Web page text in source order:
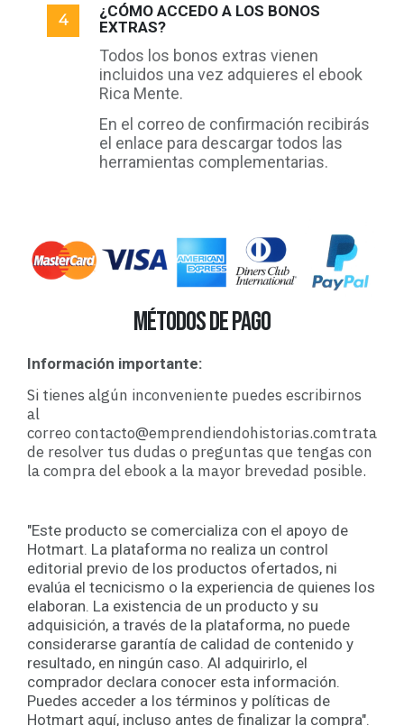
¿CÓMO ACCEDO A LOS BONOS
EXTRAS?
Todos los bonos extras vienen
incluidos una vez adquieres el ebook
Rica Mente.
En el correo de confirmación recibirás
el enlace para descargar todos las
herramientas complementarias.
métodos de pago
Información importante:
Si tienes algún inconveniente puedes escribirnos
al
correo contacto@emprendiendohistorias.com
de resolver tus dudas o preguntas que tengas con
la compra del ebook a la mayor brevedad posible.
"Este producto se comercializa con el apoyo de
Hotmart. La plataforma no realiza un control
editorial previo de los productos ofertados, ni
evalúa el tecnicismo o la experiencia de quienes los
elaboran. La existencia de un producto y su
adquisición, a través de la plataforma, no puede
considerarse garantía de calidad de contenido y
resultado, en ningún caso. Al adquirirlo, el
comprador declara conocer esta información.
Puedes acceder a los términos y políticas de
Hotmart aquí, incluso antes de finalizar la compra".